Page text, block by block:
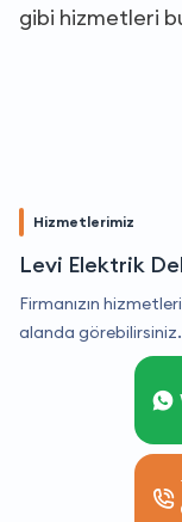
gibi hizmetleri
Hizmetlerimiz
Levi Elektrik
Firmanızın
alanda görebilirsiniz.